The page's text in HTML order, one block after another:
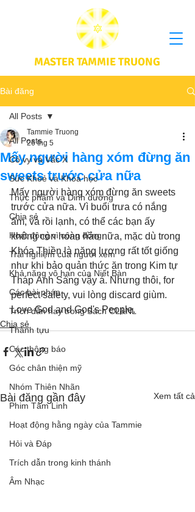
MASTER TAMMIE TRUONG
Bài đăng
All Posts
Cô vy và Vắc X
Sức Khoẻ và Khoa học
Thực phầm và Dinh dưỡng
Chia sẻ
Hoạt động vì cộng đồng
Trải nghiệm của người xem
Khả năng vô hạn của Niết Bàn
Các bài pháp
Trích dẫn hay trong Sách CL&NL
Thành tựu
Các thông báo
Góc chân thiện mỹ
Nhóm Thiên Nhãn
Phim Tâm Linh
Hoạt động hằng ngày của Tammie
Hỏi và Đáp
Trích dẫn trong kinh thánh
Âm Nhạc
All Posts
Mấy người hàng xóm đừng ăn
sweets trước cửa nữa
Tammie Truong
26 thg 5
Mấy người hàng xóm đừng ăn sweets
trước cửa nữa. Vì buổi trưa có nắng
ấm, và rồi lạnh, có thể các bạn ấy
không còn hoàn hảo nữa, mặc dù trong
Khóa Thiền là năng lượng rất tốt giống
như khi bảo quản thức ăn trong Kim tự
Tháp Ánh Sáng vậy á. Nhưng thôi, for
perfect safety, vui lòng discard giùm.
Love God and God's People.
Chia sẻ
Bài đăng gần đây Xem tất cả